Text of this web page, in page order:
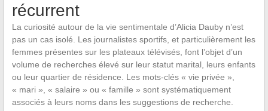
récurrent
La curiosité autour de la vie sentimentale d’Alicia Dauby n’est
pas un cas isolé. Les journalistes sportifs, et particulièrement les
femmes présentes sur les plateaux télévisés, font l’objet d’un
volume de recherches élevé sur leur statut marital, leurs enfants
ou leur quartier de résidence. Les mots-clés « vie privée »,
« mari », « salaire » ou « famille » sont systématiquement
associés à leurs noms dans les suggestions de recherche.